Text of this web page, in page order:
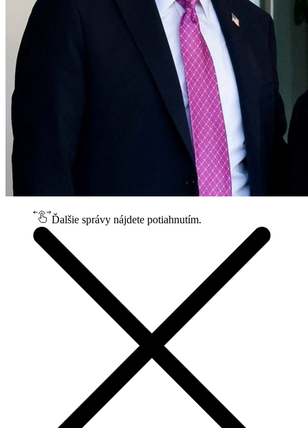
Ďalšie správy nájdete potiahnutím.